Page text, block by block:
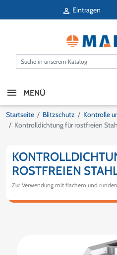
 Eintragen
MENÜ
Startseite Blitzschutz
Kontrolle
Kontrolldichtung für rostfreien
ROSTFREIEN
Zur Verwendung mit flachem und